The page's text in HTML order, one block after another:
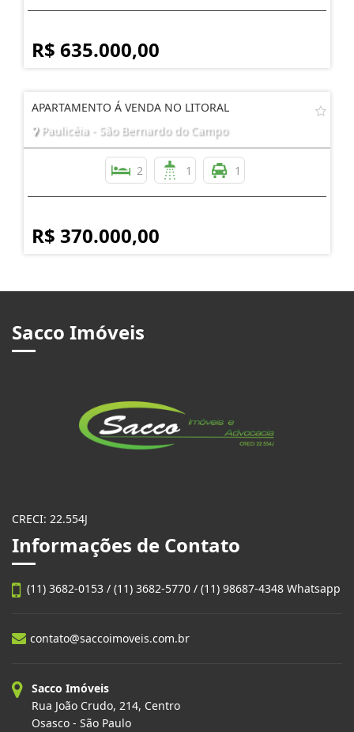
R$ 635.000,00
APARTAMENTO Á VENDA NO LITORAL
Paulicéia - São Bernardo do Campo
2 1 1
R$ 370.000,00
Sacco Imóveis
CRECI: 22.554J
Informações de Contato
(11) 3682-0153 / (11) 3682-5770 / (11) 98687-4348 Whatsapp
contato@saccoimoveis.com.br
Sacco Imóveis
Rua João Crudo, 214, Centro
Osasco - São Paulo